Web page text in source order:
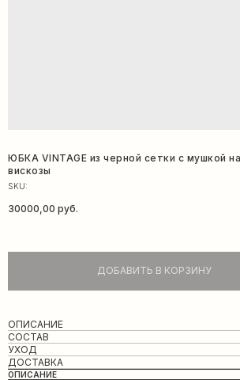
ЮБКА VINTAGE из черной сетки с мушкой
вискозы
SKU:
30000,00 руб.
ДОБАВИТЬ В КОРЗИНУ
ОПИСАНИЕ
СОСТАВ
УХОД
ДОСТАВКА
ОПИСАНИЕ